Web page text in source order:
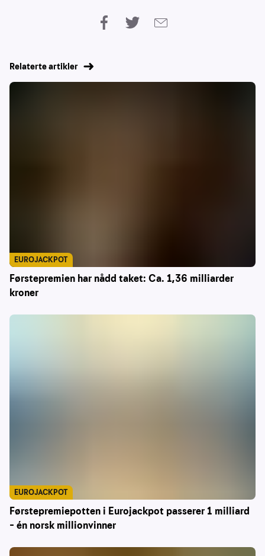
Relaterte artikler
Førstepremien har nådd taket: Ca. 1,36 milliarder
kroner
EUROJACKPOT
Førstepremiepotten i Eurojackpot passerer 1 milliard
– én norsk millionvinner
EUROJACKPOT